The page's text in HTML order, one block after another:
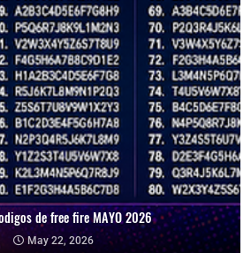
de free fire MAYO 2026
May 22, 2026